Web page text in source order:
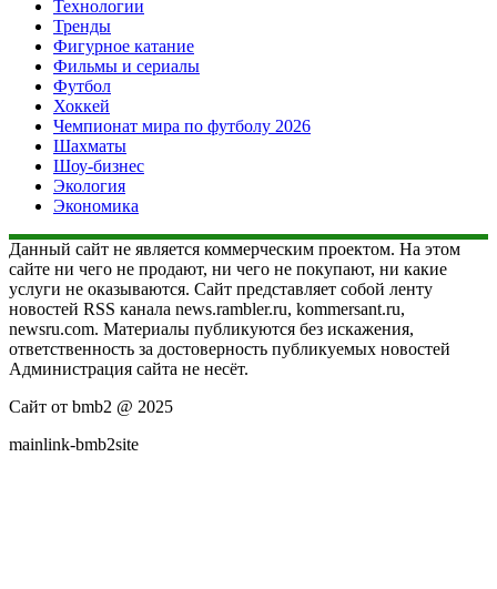
Технологии
Тренды
Фигурное катание
Фильмы и сериалы
Футбол
Хоккей
Чемпионат мира по футболу 2026
Шахматы
Шоу-бизнес
Экология
Экономика
Данный сайт не является коммерческим проектом. На этом
сайте ни чего не продают, ни чего не покупают, ни какие
услуги не оказываются. Сайт представляет собой ленту
новостей RSS канала news.rambler.ru, kommersant.ru,
newsru.com. Материалы публикуются без искажения,
ответственность за достоверность публикуемых новостей
Администрация сайта не несёт.
Сайт от bmb2 @ 2025
mainlink-bmb2site